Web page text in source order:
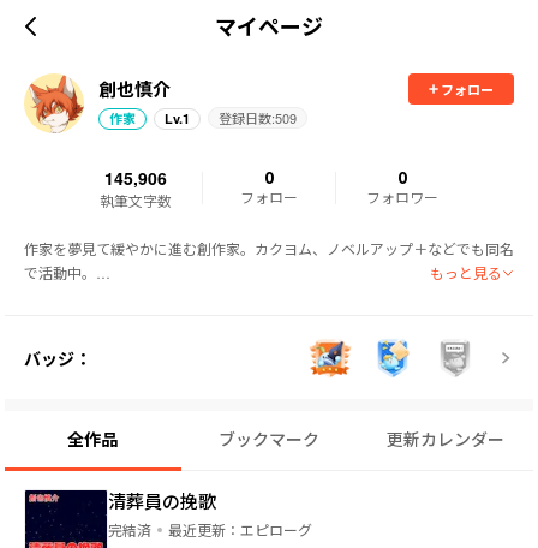
マイページ
創也慎介
フォロー
作家
Lv.1 登録日数:509
145,906
執筆文字数
0
フォロー
0
フォロワー
作家を夢見て緩やかに進む創作家。カクヨム、ノベルアップ＋などでも同名
で活動中。
もっと見る
バッジ：
全作品 ブックマーク 更新カレンダー
清葬員の挽歌
完結済 最近更新： エピローグ